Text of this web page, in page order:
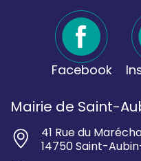
Facebook
Mairie de Saint-
41 Rue du
14750 Saint-